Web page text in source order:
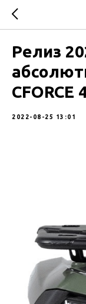
Релиз
CFORCE
2022-08-25 13:01